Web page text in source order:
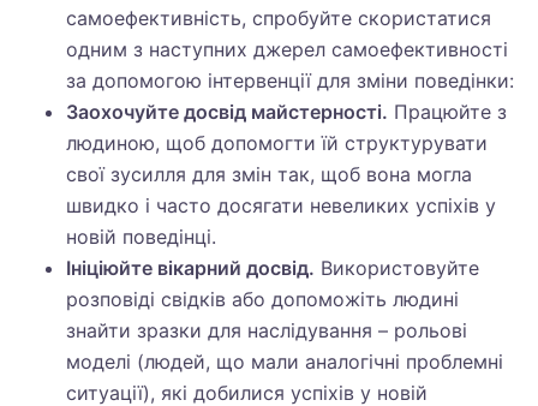
самоефективність, спробуйте скористатися
одним з наступних джерел самоефективності
за допомогою інтервенції для зміни поведінки:
Заохочуйте досвід майстерності. Працюйте з
людиною, щоб допомогти їй структурувати
свої зусилля для змін так, щоб вона могла
швидко і часто досягати невеликих успіхів у
новій поведінці.
Ініціюйте вікарний досвід. Використовуйте
розповіді свідків або допоможіть людині
знайти зразки для наслідування – рольові
моделі (людей, що мали аналогічні проблемні
ситуації), які добилися успіхів у новій